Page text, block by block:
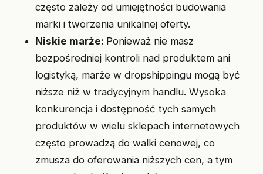
często zależy od umiejętności budowania
marki i tworzenia unikalnej oferty.
Niskie marże: Ponieważ nie masz
bezpośredniej kontroli nad produktem ani
logistyką, marże w dropshippingu mogą być
niższe niż w tradycyjnym handlu. Wysoka
konkurencja i dostępność tych samych
produktów w wielu sklepach internetowych
często prowadzą do walki cenowej, co
zmusza do oferowania niższych cen, a tym